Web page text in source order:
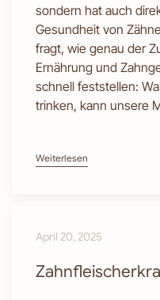
sondern hat auch
Gesundheit von
fragt, wie genau der
Ernährung und
schnell feststellen:
trinken, kann unsere
Weiterlesen
April 20, 2025